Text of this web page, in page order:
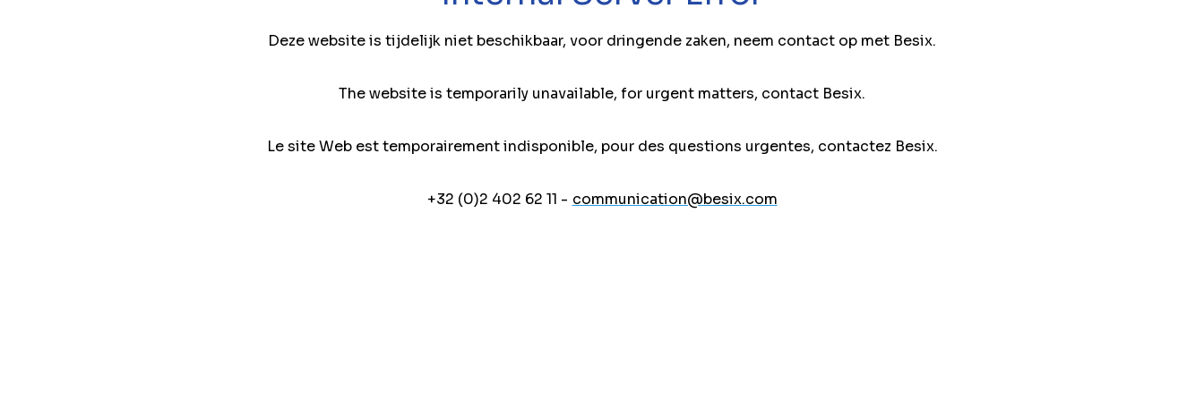
Deze website is tijdelijk niet beschikbaar, voor dringende zaken, neem contact op met Besix.
The website is temporarily unavailable, for urgent matters, contact Besix.
Le site Web est temporairement indisponible, pour des questions urgentes, contactez Besix.
+32 (0)2 402 62 11 - communication@besix.com